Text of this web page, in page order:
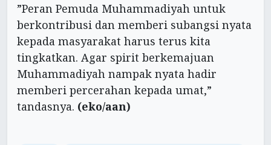
”Peran Pemuda Muhammadiyah untuk
berkontribusi dan memberi subangsi nyata
kepada masyarakat harus terus kita
tingkatkan. Agar spirit berkemajuan
Muhammadiyah nampak nyata hadir
memberi percerahan kepada umat,”
tandasnya. (eko/aan)